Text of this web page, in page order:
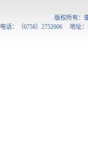
版权所有：
电话：（0758）2752006 地址